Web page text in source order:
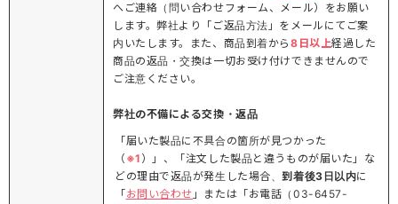
へご連絡（問い合わせフォーム、メール）をお願い
します。弊社より「ご返品方法」をメールにてご案
内いたします。また、商品到着から 8日以上経過した
商品の返品・交換は一切お受け付けできませんので
ご注意ください。
弊社の不備による交換・返品
「届いた製品に不具合の箇所が見つかった
（ ※1 ）」、「注文した製品と違うものが届いた」な
どの理由で返品が発生した場合、到着後3日以内に
「お問い合わせ 」または「お電話（03-6457-